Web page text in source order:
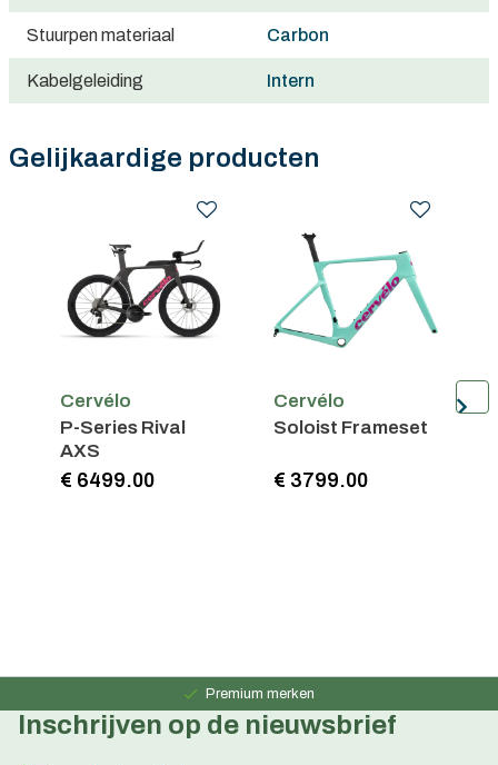
Stuurpen materiaal Carbon
Kabelgeleiding Intern
Gelijkaardige producten
Cervélo
P-Series Rival
AXS
€ 6499.00
Cervélo
Soloist Frameset
€ 3799.00
Premium merken
Persoonlijk advies
Inschrijven op de nieuwsbrief